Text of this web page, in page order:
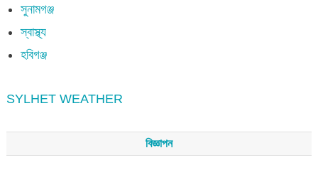
সুনামগঞ্জ
স্বাস্থ্য
হবিগঞ্জ
SYLHET WEATHER
বিজ্ঞাপন